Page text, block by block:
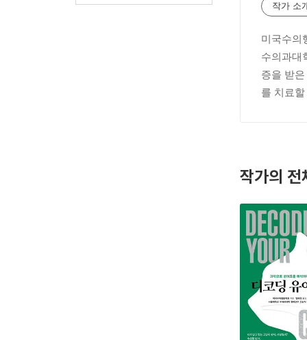
작가 소
미국수의
수의과대
증을 받
를 치료
작가의 전